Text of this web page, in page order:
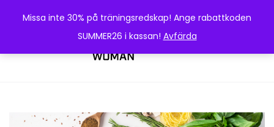
Missa inte 30% på träningsredskap! Ange rabattkoden
SUMMER26 i kassan! Avfärda